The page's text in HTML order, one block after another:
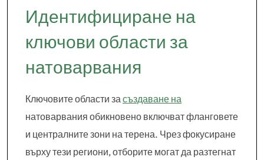
Идентифициране на
ключови области за
натоварвания
Ключовите области засъздаване на
натоварвания обикновено включват фланговете
и централните зони на терена. Чрез фокусиране
върху тези региони, отборите могат да разтегнат